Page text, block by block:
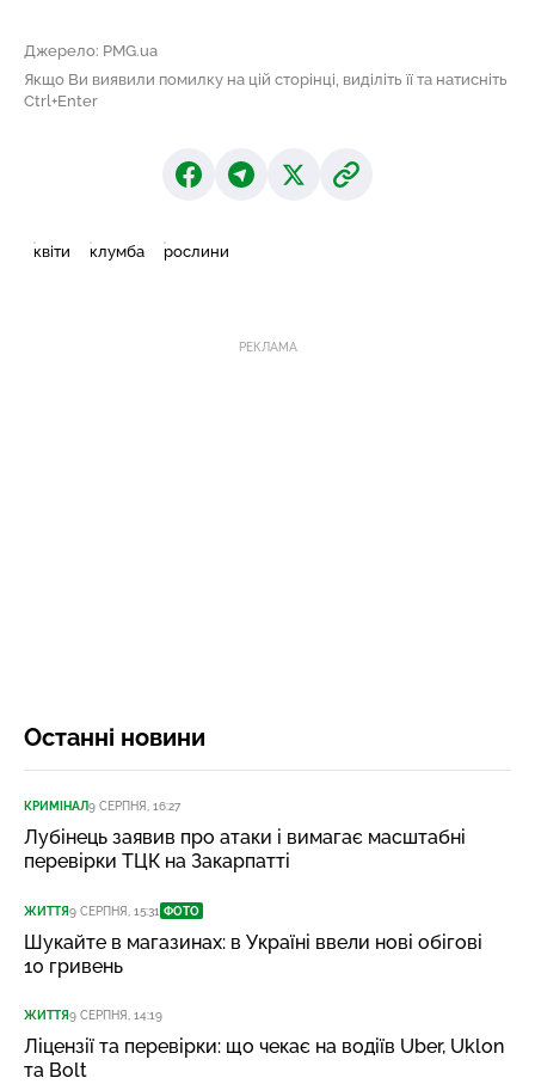
Джерело: PMG.ua
Якщо Ви виявили помилку на цій сторінці, виділіть її та натисніть
Ctrl+Enter
квіти клумба рослини
РЕКЛАМА
Останні новини
КРИМІНАЛ9 СЕРПНЯ, 16:27
Лубінець заявив про атаки і вимагає масштабні
перевірки ТЦК на Закарпатті
ЖИТТЯ9 СЕРПНЯ, 15:31 ФОТО
Шукайте в магазинах: в Україні ввели нові обігові
10 гривень
ЖИТТЯ9 СЕРПНЯ, 14:19
Ліцензії та перевірки: що чекає на водіїв Uber, Uklon
та Bolt